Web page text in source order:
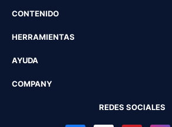
CONTENIDO
HERRAMIENTAS
AYUDA
COMPANY
REDES SOCIALES